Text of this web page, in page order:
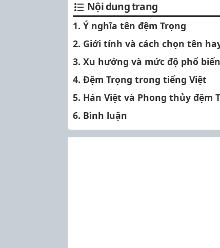
Nội dung trang
1. Ý nghĩa tên đệm Trọng
2. Giới tính và cách chọn tên
3. Xu hướng và mức độ phổ
4. Đệm Trọng trong tiếng Việt
5. Hán Việt và Phong thủy đệm
6. Bình luận